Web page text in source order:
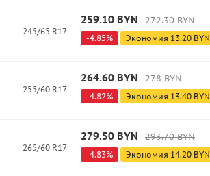
245/65 R17
259.10 BYN 272.30BYN
-4.85% Экономия 13.20 BYN
255/60 R17
264.60 BYN 278BYN
-4.82% Экономия 13.40 BYN
265/60 R17
279.50 BYN 293.70BYN
-4.83% Экономия 14.20 BYN